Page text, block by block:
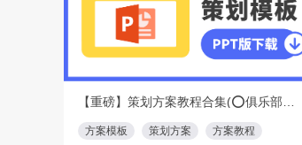
方案模板 策划方案 方案教程